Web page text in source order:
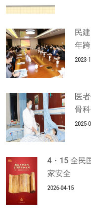
民
年
2023-
医
骨
2025-
4・15 全民
家安全
2026-04-15